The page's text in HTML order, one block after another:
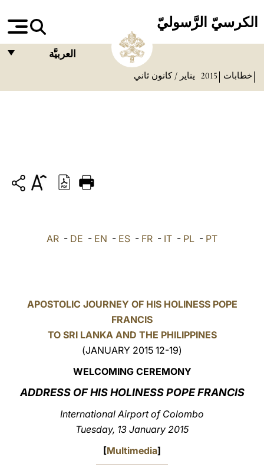
الكرسيّ الرَّسوليّ
العربيَّة
DEUTSCH
العربيّة
خطابات 2015 يناير / كانون ثاني
AR - DE - EN - ES - FR - IT - PL - PT
APOSTOLIC JOURNEY OF HIS HOLINESS POPE
FRANCIS
TO SRI LANKA AND THE PHILIPPINES
(12-19 JANUARY 2015)
WELCOMING CEREMONY
ADDRESS OF HIS HOLINESS POPE FRANCIS
International Airport of Colombo
Tuesday, 13 January 2015
[Multimedia]